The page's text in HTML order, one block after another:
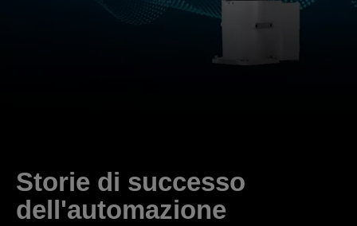
Storie di successo
dell'automazione